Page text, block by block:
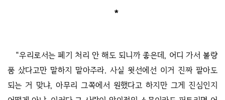
*
“우리로서는 폐기 처리 안 해도 되니까 좋은데, 어디 가서 불량
품 샀다고만 말하지 말아주라. 사실 윗선에선 이거 진짜 팔아도
되는 거 맞냐, 아무리 그쪽에서 원했다고 하지만 그게 진심인지